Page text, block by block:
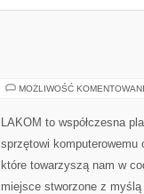
MOŻLIWOŚĆ
LAKOM to współczesna
sprzętowi komputerowemu
które towarzyszą nam w
miejsce stworzone z